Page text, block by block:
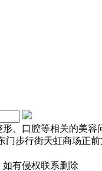
、口腔等相关的美
门步行街天虹商场正前
有侵权联系删除